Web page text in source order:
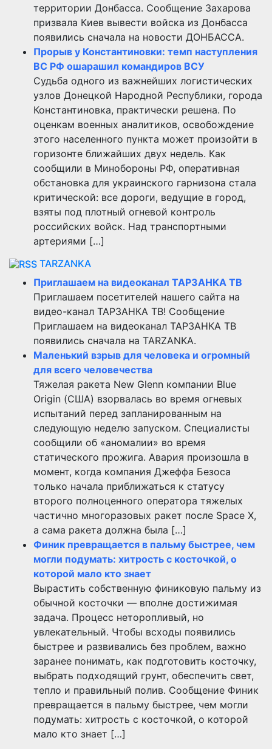
территории Донбасса. Сообщение Захарова
призвала Киев вывести войска из Донбасса
появились сначала на новости ДОНБАССА.
Прорыв у Константиновки: темп наступления
ВС РФ ошарашил командиров ВСУ
Судьба одного из важнейших логистических
узлов Донецкой Народной Республики, города
Константиновка, практически решена. По
оценкам военных аналитиков, освобождение
этого населенного пункта может произойти в
горизонте ближайших двух недель. Как
сообщили в Минобороны РФ, оперативная
обстановка для украинского гарнизона стала
критической: все дороги, ведущие в город,
взяты под плотный огневой контроль
российских войск. Над транспортными
артериями […]
TARZANKA
Приглашаем на видеоканал ТАРЗАНКА ТВ
Приглашаем посетителей нашего сайта на
видео-канал ТАРЗАНКА ТВ! Сообщение
Приглашаем на видеоканал ТАРЗАНКА ТВ
появились сначала на TARZANKA.
Маленький взрыв для человека и огромный
для всего человечества
Тяжелая ракета New Glenn компании Blue
Origin (США) взорвалась во время огневых
испытаний перед запланированным на
следующую неделю запуском. Специалисты
сообщили об «аномалии» во время
статического прожига. Авария произошла в
момент, когда компания Джеффа Безоса
только начала приближаться к статусу
второго полноценного оператора тяжелых
частично многоразовых ракет после Space X,
а сама ракета должна была […]
Финик превращается в пальму быстрее, чем
могли подумать: хитрость с косточкой, о
которой мало кто знает
Вырастить собственную финиковую пальму из
обычной косточки — вполне достижимая
задача. Процесс неторопливый, но
увлекательный. Чтобы всходы появились
быстрее и развивались без проблем, важно
заранее понимать, как подготовить косточку,
выбрать подходящий грунт, обеспечить свет,
тепло и правильный полив. Сообщение Финик
превращается в пальму быстрее, чем могли
подумать: хитрость с косточкой, о которой
мало кто знает […]